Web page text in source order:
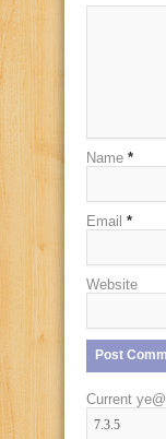
Name *
Email *
Website
Current